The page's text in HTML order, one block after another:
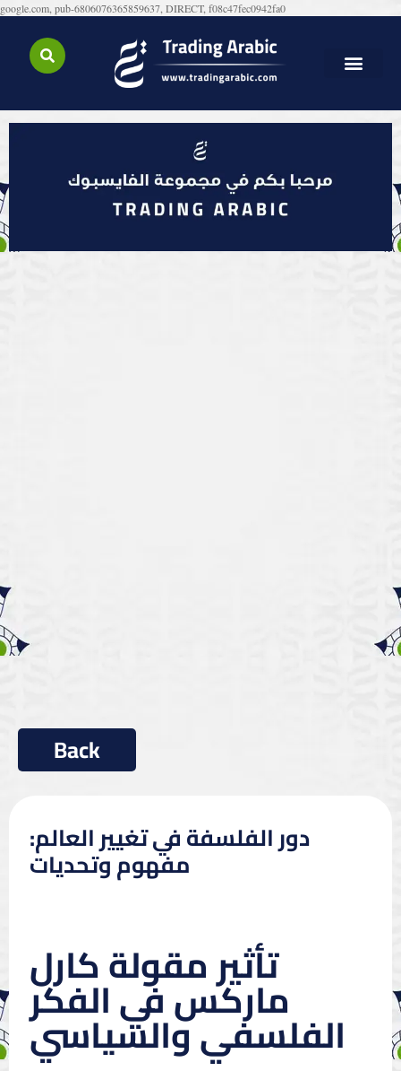
google.com, pub-6806076365859637, DIRECT, f08c47fec0942fa0
دور الفلسفة في تغيير العالم:
مفهوم وتحديات
تأثير مقولة كارل
ماركس في الفكر
الفلسفي والسياسي